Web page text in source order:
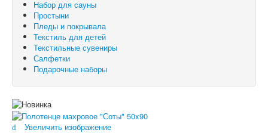
Набор для сауны
Простыни
Пледы и покрывала
Текстиль для детей
Текстильные сувениры
Салфетки
Подарочные наборы
Увеличить изображение